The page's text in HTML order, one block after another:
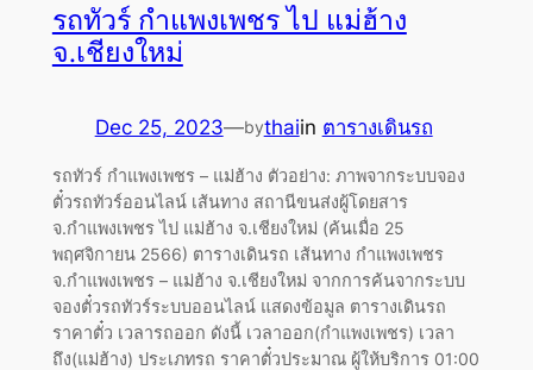
รถทัวร์ กำแพงเพชร ไป แม่ฮ้าง
จ.เชียงใหม่
Dec 25, 2023—bythaiin ตารางเดินรถ
รถทัวร์ กำแพงเพชร – แม่ฮ้าง ตัวอย่าง: ภาพจากระบบจอง
ตั๋วรถทัวร์ออนไลน์ เส้นทาง สถานีขนส่งผู้โดยสาร
จ.กำแพงเพชร ไป แม่ฮ้าง จ.เชียงใหม่ (ค้นเมื่อ 25
พฤศจิกายน 2566) ตารางเดินรถ เส้นทาง กำแพงเพชร
จ.กำแพงเพชร – แม่ฮ้าง จ.เชียงใหม่ จากการค้นจากระบบ
จองตั๋วรถทัวร์ระบบออนไลน์ แสดงข้อมูล ตารางเดินรถ
ราคาตั๋ว เวลารถออก ดังนี้ เวลาออก(กำแพงเพชร) เวลา
ถึง(แม่ฮ้าง) ประเภทรถ ราคาตั๋วประมาณ ผู้ให้บริการ 01:00